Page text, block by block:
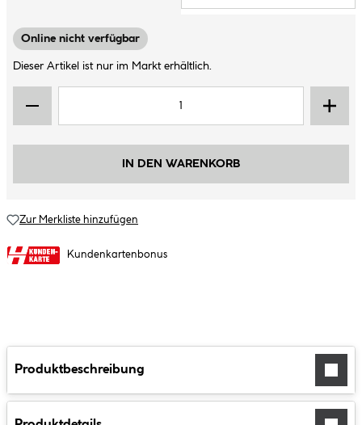
Online nicht verfügbar
Dieser Artikel ist nur im Markt erhältlich.
IN DEN WARENKORB
Zur Merkliste hinzufügen
Kundenkartenbonus
Produktbeschreibung